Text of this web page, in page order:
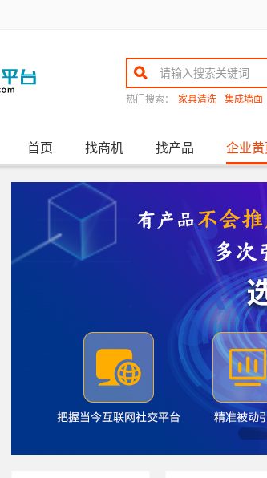
热门搜索： 家具清洗 集成墙面
首页 找商机 找产品 企业黄